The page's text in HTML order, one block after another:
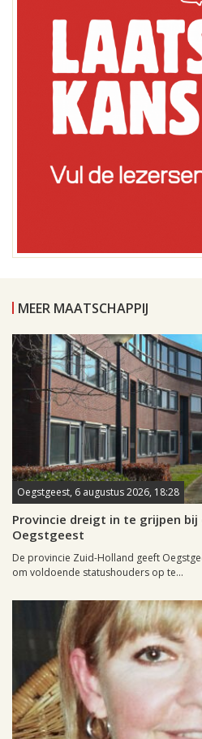
MEER MAATSCHAPPIJ
Oegstgeest, 6 augustus 2026, 18:28
Provincie dreigt in te grijpen
Oegstgeest
De provincie Zuid-Holland geeft
om voldoende statushouders op te...